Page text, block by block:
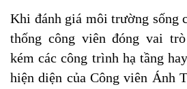
Khi đánh giá môi trường sống
thống công viên đóng vai
kém các công trình hạ tầng
hiện diện của Công viên Ánh